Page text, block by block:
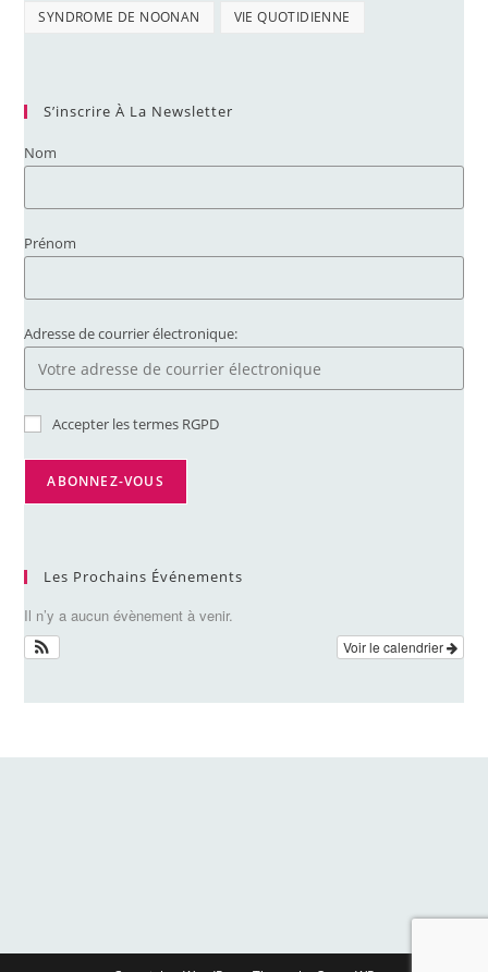
SYNDROME DE NOONAN VIE QUOTIDIENNE
S’inscrire À La Newsletter
Nom
Prénom
Adresse de courrier électronique:
Accepter les termes RGPD
Les Prochains Événements
Il n’y a aucun évènement à venir.
Voir le calendrier